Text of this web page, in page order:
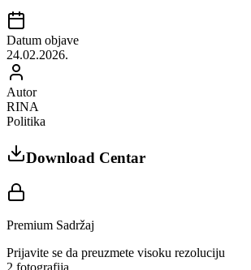
Datum objave
24.02.2026.
Autor
RINA
Politika
Download Centar
Premium Sadržaj
Prijavite se da preuzmete visoku rezoluciju